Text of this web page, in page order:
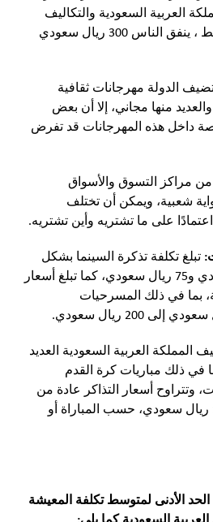
العربية السعودية والتكاليف
المرتبطة بها. في المتوسط ​​، ينفق الناس 300 ريال سعودي
الدولة مهرجانات ثقافية
منها مجاني، إلا أن بعض
داخل هذه المهرجانات قد تفرض
من مراكز التسوق والأسواق
شعبية، ويمكن أن تختلف
على ما تشتريه وأين تشتريه.
تبلغ تكلفة تذكرة السينما بشكل
عام ما بين 50 ريال سعودي و75 ريال سعودي، كما تبلغ أسعار
بما في ذلك المسرحيات
المملكة العربية السعودية العديد
في ذلك مباريات كرة القدم
وتتراوح أسعار التذاكر عادة من
30 ريال سعودي إلى 100 ريال سعودي، حسب المباراة أو
الأدنى لمتوسط ​​تكلفة المعيشة